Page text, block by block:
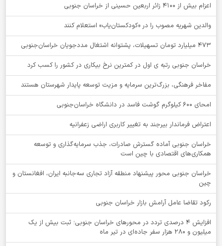
اعزام بیش از 4100 زائر اربعین حسینی از خراسان جنوبی
والدین شهریه مصوب را در «کودکستان‌یاب» استعلام کنند
۴۷۳ میلیارد تومان تسهیلات، پشتوانه اشتغال مددجویان خراسان‌جنوبی
خراسان جنوبی رتبه ی اول در کمترین نرخ بیکاری در کشور را کسب کرد
مفاخر فرهنگی، بزرگ‌ترین سرمایه و مزیت توسعه پایدار شهرستان هستند
امحای ۶۰۰ کیلوگرم گوشت فاسد در دانشگاه خراسان‌جنوبی
اعتراض فرماندار بیرجند به تغییر کاربری اراضی زعفرانیه
خراسان جنوبی آماده گسترش صادرات، جذب سرمایه‌گذاری و توسعه
همکاری‌های اقتصادی با چین است
خراسان جنوبی محور پیشنهاد منطقه آزاد تجاری سه‌جانبه ایران، افغانستان و
چین
رکود تقاضا عامل آرامش بازار خراسان جنوبی
افزایش 4 درصدی تردد در محورهای خراسان جنوبی؛ ثبت بیش از یک
میلیون و 280 هزار سفر جاده‌ای در تیر ماه